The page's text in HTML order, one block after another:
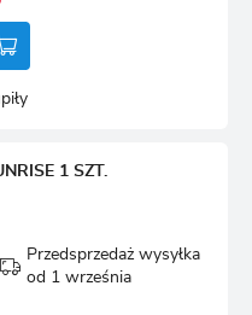
1 SZT.
Przedsprzedaż wysyłka
od 1 września